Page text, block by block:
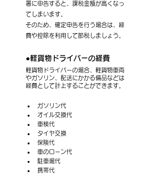
署に申告すると、課税金額が高くなっ
てしまいます。
そのため、確定申告を行う場合は、経
費や控除を利用して節税しましょう。
●軽貨物ドライバーの経費
軽貨物ドライバーの場合、軽貨物車両
やガソリン、配送にかかる備品などは
経費として計上することができます。
ガソリン代
オイル交換代
車検代
タイヤ交換
保険代
車のローン代
駐車場代
携帯代